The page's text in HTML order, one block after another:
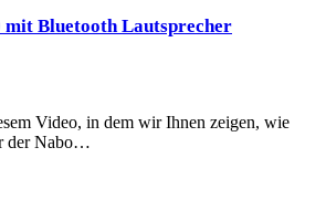
mit Bluetooth Lautsprecher
Video, in dem wir Ihnen zeigen, wie
der Nabo…